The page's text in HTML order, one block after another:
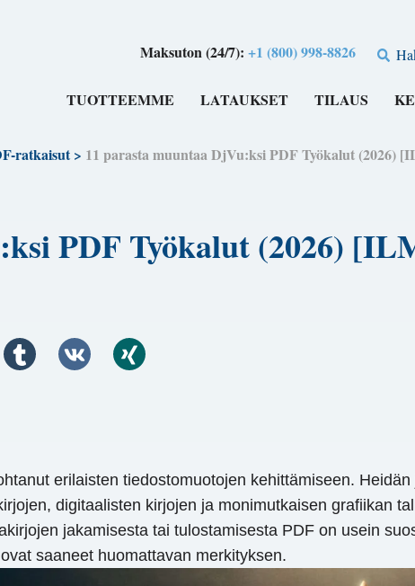
Maksuton (24/7):+1 (800) 998-8826
TUOTTEEMME LATAUKSET TILAUS
ratkaisut> 11 parasta muuntaa DjVu:ksi PDF Työkalut (2026)
PDF Työkalut (2026)
erilaisten tiedostomuotojen kehittämiseen.
digitaalisten kirjojen ja monimutkaisen grafiikan
jakamisesta tai tulostamisesta PDF on usein
saaneet huomattavan merkityksen.